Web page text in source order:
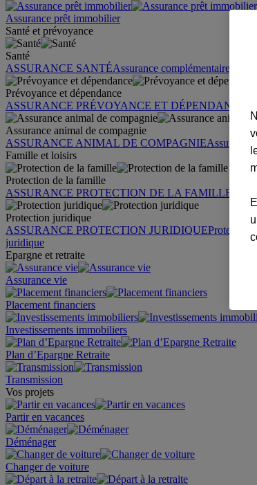
Assurance prêt immobilier
Santé et prévoyance
Santé
ASSURANCE SANTÉAssurance complémentaire santé
Prévoyance et dépendance
ASSURANCE PRÉVOYANCE ET DÉPENDANCE
Assurance animal de compagnie
ASSURANCE ANIMAL DE COMPAGNIEAssurance
Famille et loisirs
Protection de la famille
ASSURANCE PROTECTION DE LA FAMILLE
Protection juridique
ASSURANCE PROTECTION JURIDIQUEProtection
juridique
Epargne et retraite
Assurance vie
Placement financiers
Investissements immobiliers
Plan d’Epargne Retraite
Transmission
Vos projets
Partir en vacances
Déménager
Changer de voiture